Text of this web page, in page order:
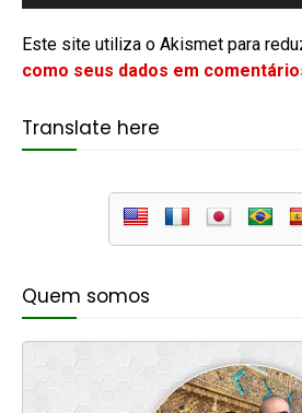
Este site utiliza o Akismet para
como seus dados em
Translate here
Quem somos